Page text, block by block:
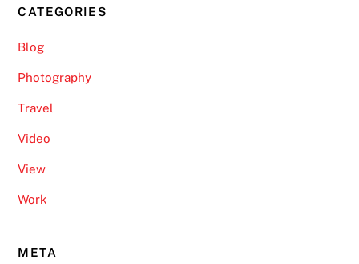
CATEGORIES
Blog
Photography
Travel
Video
View
Work
META